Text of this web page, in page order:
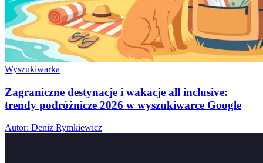
Wyszukiwarka
Zagraniczne destynacje i wakacje all inclusive:
trendy podróżnicze 2026 w wyszukiwarce Google
Autor: Deniz Rymkiewicz